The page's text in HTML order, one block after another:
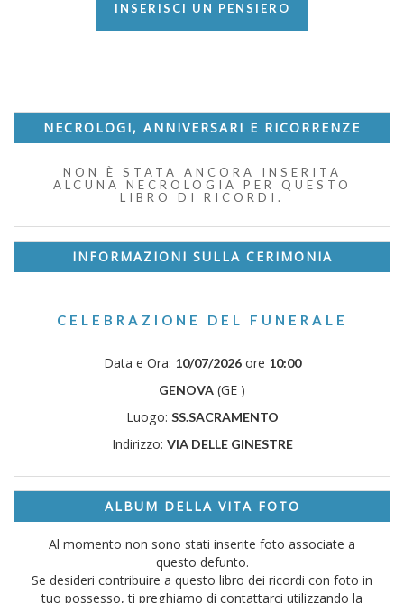
INSERISCI UN PENSIERO
NECROLOGI, ANNIVERSARI E RICORRENZE
NON È STATA ANCORA INSERITA
ALCUNA NECROLOGIA PER QUESTO
LIBRO DI RICORDI.
INFORMAZIONI SULLA CERIMONIA
CELEBRAZIONE DEL FUNERALE
Data e Ora: 10/07/2026ore 10:00
GENOVA (GE )
Luogo: SS.SACRAMENTO
Indirizzo: VIA DELLE GINESTRE
ALBUM DELLA VITA FOTO
Al momento non sono stati inserite foto associate a
questo defunto.
Se desideri contribuire a questo libro dei ricordi con foto in
tuo possesso, ti preghiamo di contattarci utilizzando la